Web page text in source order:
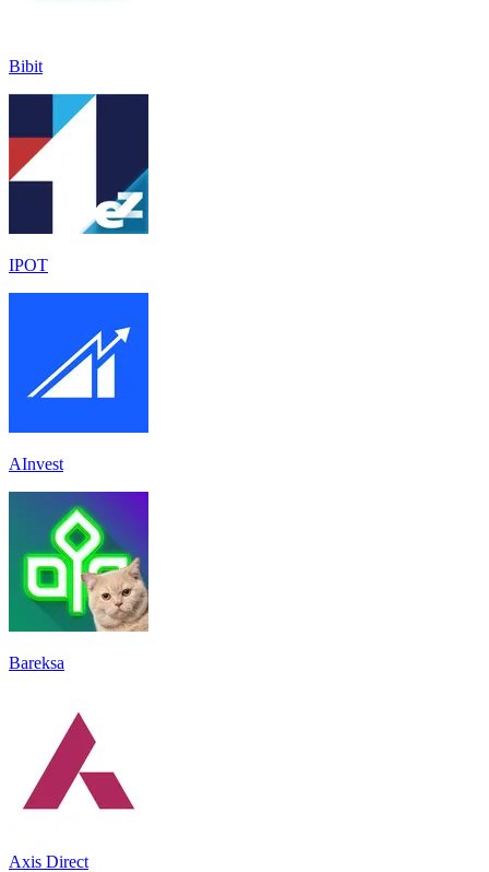
Bibit
IPOT
AInvest
Bareksa
Axis Direct